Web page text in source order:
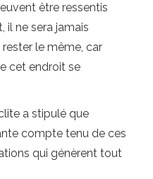
être ressentis
il ne sera jamais
le même, car
cet endroit se
a stipulé que
compte tenu de ces
qui génèrent tout